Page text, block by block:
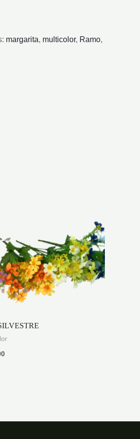
margarita, multicolor, Ramo,